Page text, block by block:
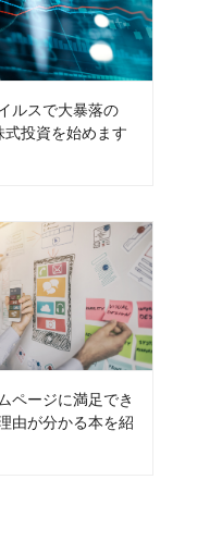
ルスで大暴落の
投資を始めます
ページに満足でき
由が分かる本を紹